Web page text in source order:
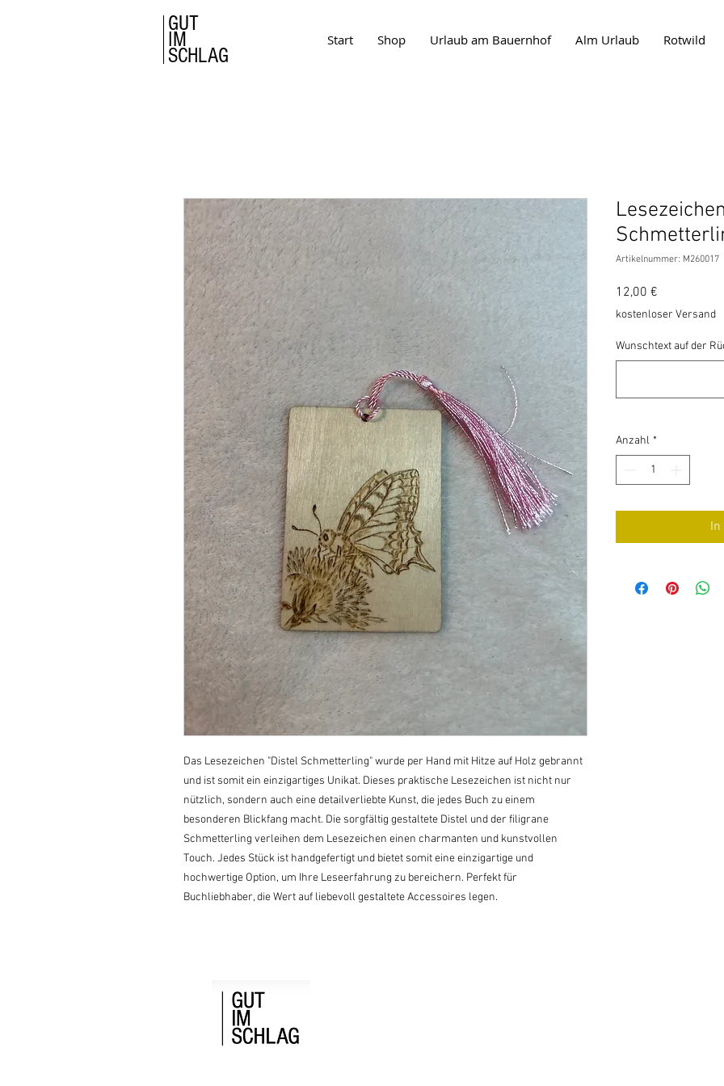
GUT
IM
SCHLAG
Start Shop Urlaub am Bauernhof Alm Urlaub Rotwild
Das Lesezeichen "Distel Schmetterling" wurde per Hand mit Hitze auf Holz gebrannt
und ist somit ein einzigartiges Unikat. Dieses praktische Lesezeichen ist nicht nur
nützlich, sondern auch eine detailverliebte Kunst, die jedes Buch zu einem
besonderen Blickfang macht. Die sorgfältig gestaltete Distel und der filigrane
Schmetterling verleihen dem Lesezeichen einen charmanten und kunstvollen
Touch. Jedes Stück ist handgefertigt und bietet somit eine einzigartige und
hochwertige Option, um Ihre Leseerfahrung zu bereichern. Perfekt für
Buchliebhaber, die Wert auf liebevoll gestaltete Accessoires legen.
Artikelnummer: M260017
12,00 €
kostenloser Versand
Wunschtext auf der
Anzahl *
In